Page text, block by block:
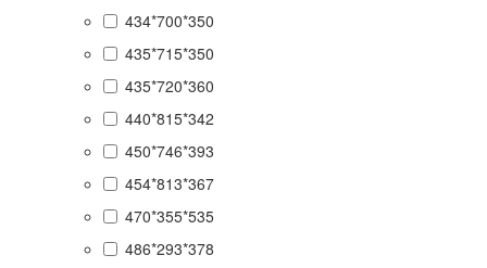
434*700*350
435*715*350
435*720*360
440*815*342
450*746*393
454*813*367
470*355*535
486*293*378